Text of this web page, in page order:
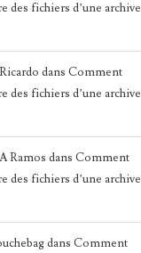
des fichiers d’une archive
dansComment
des fichiers d’une archive
Ramos dansComment
des fichiers d’une archive
dansComment